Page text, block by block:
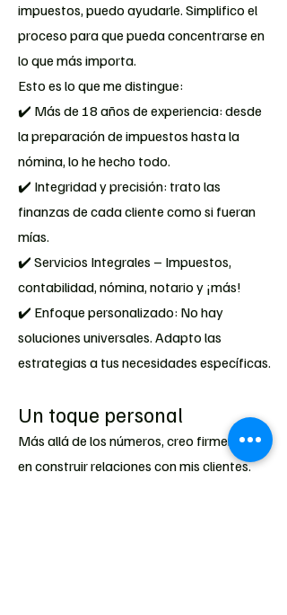
impuestos, puedo ayudarle. Simplifico el
proceso para que pueda concentrarse en
lo que más importa.
Esto es lo que me distingue:
✔️ Más de 18 años de experiencia: desde
la preparación de impuestos hasta la
nómina, lo he hecho todo.
✔️ Integridad y precisión: trato las
finanzas de cada cliente como si fueran
mías.
✔️ Servicios Integrales – Impuestos,
contabilidad, nómina, notario y ¡más!
✔️ Enfoque personalizado: No hay
soluciones universales. Adapto las
estrategias a tus necesidades específicas.
Un toque personal
Más allá de los números, creo firmemente
en construir relaciones con mis clientes.